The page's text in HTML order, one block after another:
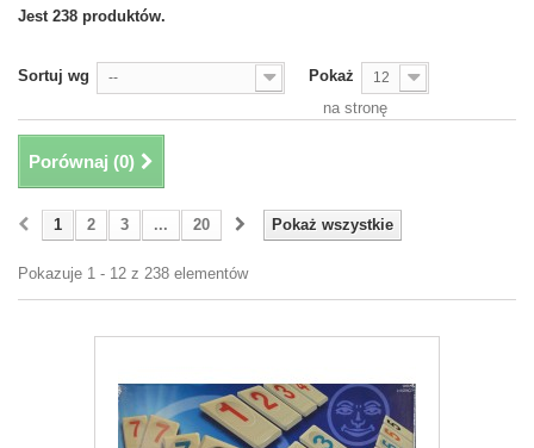
Jest 238 produktów.
Sortuj wg -- Pokaż 12
na stronę
Porównaj (0)
Pokaż wszystkie
1 2 3 ... 20
Pokazuje 1 - 12 z 238 elementów